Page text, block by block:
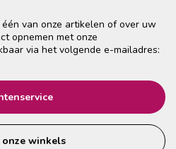
van onze artikelen of over uw
opnemen met onze
via het volgende e-mailadres:
onze winkels